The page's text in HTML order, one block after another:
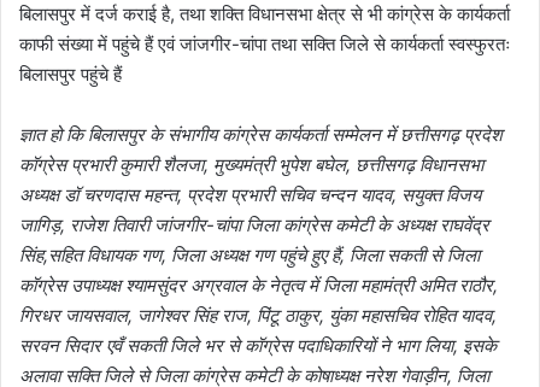
बिलासपुर में दर्ज कराई है, तथा शक्ति विधानसभा क्षेत्र से भी कांग्रेस के कार्यकर्ता
काफी संख्या में पहुंचे हैं एवं जांजगीर-चांपा तथा सक्ति जिले से कार्यकर्ता स्वस्फुरतः
बिलासपुर पहुंचे हैं
ज्ञात हो कि बिलासपुर के संभागीय कांग्रेस कार्यकर्ता सम्मेलन में छत्तीसगढ़ प्रदेश
कॉग्रेस प्रभारी कुमारी शैलजा, मुख्यमंत्री भुपेश बघेल, छत्तीसगढ़ विधानसभा
अध्यक्ष डॉ चरणदास महन्त, प्रदेश प्रभारी सचिव चन्दन यादव, सयुक्त विजय
जागिड़, राजेश तिवारी जांजगीर-चांपा जिला कांग्रेस कमेटी के अध्यक्ष राघवेंद्र
सिंह,सहित विधायक गण, जिला अध्यक्ष गण पहुंचे हुए हैं, जिला सकती से जिला
कॉग्रेस उपाध्यक्ष श्यामसुंदर अग्रवाल के नेतृत्व में जिला महामंत्री अमित राठौर,
गिरधर जायसवाल, जागेश्वर सिंह राज, पिंटू ठाकुर, युंका महासचिव रोहित यादव,
सरवन सिदार एवँ सकती जिले भर से कॉग्रेस पदाधिकारियों ने भाग लिया, इसके
अलावा सक्ति जिले से जिला कांग्रेस कमेटी के कोषाध्यक्ष नरेश गेवाड़ीन, जिला